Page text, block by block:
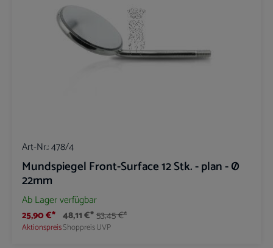
Art-Nr.:478/4
Mundspiegel Front-Surface 12 Stk. - plan - Ø
22mm
Ab Lager verfügbar
25,90 €*
Aktionspreis
48,11 €*
Shoppreis
53,45 €*
UVP